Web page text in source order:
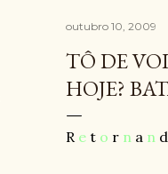
outubro 10, 2009
TÔ DE
HOJE?
R et o r na nd